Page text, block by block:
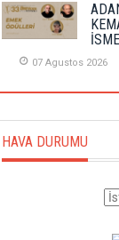
İSME
07 Agustos 2026
HAVA DURUMU